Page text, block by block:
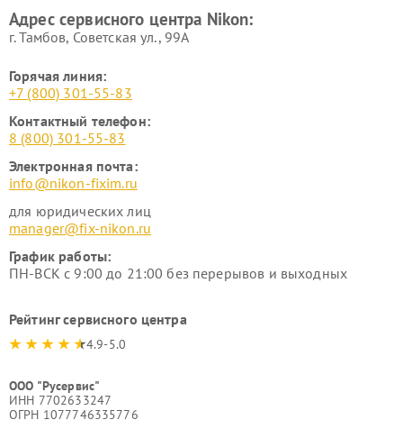
Адрес сервисного центра Nikon:
г. Тамбов, Советская ул., 99А
Горячая линия:
+7 (800) 301-55-83
Контактный телефон:
8 (800) 301-55-83
Электронная почта:
info@nikon-fixim.ru
для юридических лиц
manager@fix-nikon.ru
График работы:
ПН-ВСК с 9:00 до 21:00 без перерывов и выходных
Рейтинг сервисного центра
4.9-5.0
ООО "Русервис"
ИНН 7702633247
ОГРН 1077746335776